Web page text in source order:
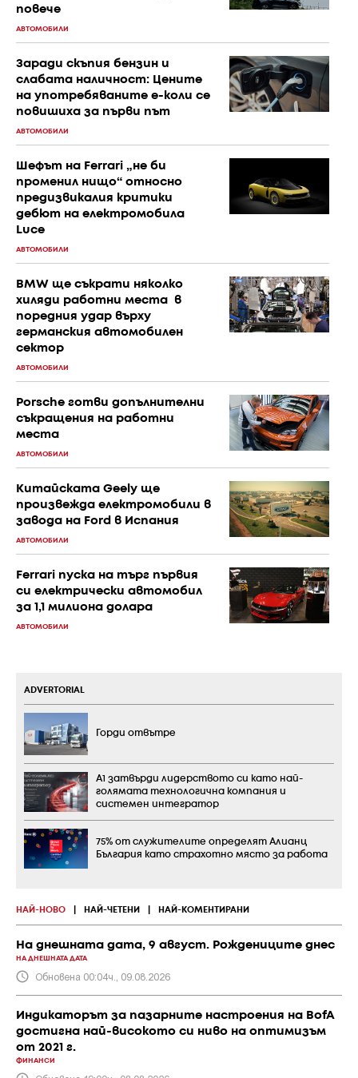
повече
АВТОМОБИЛИ
Заради скъпия бензин и
слабата наличност: Цените
на употребяваните е-коли се
повишиха за първи път
АВТОМОБИЛИ
Шефът на Ferrari „не би
променил нищо“ относно
предизвикалия критики
дебют на електромобила
Luce
АВТОМОБИЛИ
BMW ще съкрати няколко
хиляди работни места в
поредния удар върху
германския автомобилен
сектор
АВТОМОБИЛИ
Porsche готви допълнителни
съкращения на работни
места
АВТОМОБИЛИ
Китайската Geely ще
произвежда електромобили в
завода на Ford в Испания
АВТОМОБИЛИ
Ferrari пуска на търг първия
си електрически автомобил
за 1,1 милиона долара
АВТОМОБИЛИ
НАЙ-НОВО НАЙ-ЧЕТЕНИ НАЙ-КОМЕНТИРАНИ
На днешната дата, 9 август. Рождениците днес
НА ДНЕШНАТА ДАТА
Обновена 00:04ч., 09.08.2026
Индикаторът за пазарните настроения на BofA
достигна най-високото си ниво на оптимизъм
от 2021 г.
ФИНАНСИ
ADVERTORIAL
Горди отвътре
А1 затвърди лидерството си като най-
голямата технологична компания и
системен интегратор
75% от служителите определят Алианц
България като страхотно място за работа